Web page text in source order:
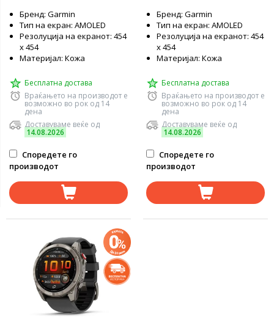
Бренд: Garmin
Тип на екран: AMOLED
Резолуција на екранот: 454
x 454
Материјал: Кожа
Бесплатна достава
Враќањето на производот е
возможно во рок од 14
дена
Доставуваме веќе од
14.08.2026
Споредете го
производот
Бренд: Garmin
Тип на екран: AMOLED
Резолуција на екранот: 454
x 454
Материјал: Кожа
Бесплатна достава
Враќањето на производот е
возможно во рок од 14
дена
Доставуваме веќе од
14.08.2026
Споредете го
производот